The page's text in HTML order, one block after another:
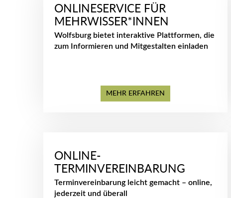
ONLINESERVICE FÜR
MEHRWISSER*INNEN
Wolfsburg bietet interaktive Plattformen, die
zum Informieren und Mitgestalten einladen
MEHR ERFAHREN
ONLINE-
TERMINVEREINBARUNG
Terminvereinbarung leicht gemacht – online,
jederzeit und überall